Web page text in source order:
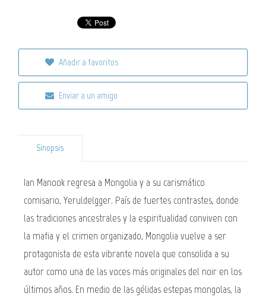
Añadir a favoritos
Enviar a un amigo
Sinopsis
Ian Manook regresa a Mongolia y a su carismático
comisario, Yeruldelgger. País de fuertes contrastes, donde
las tradiciones ancestrales y la espiritualidad conviven con
la mafia y el crimen organizado, Mongolia vuelve a ser
protagonista de esta vibrante novela que consolida a su
autor como una de las voces más originales del noir en los
últimos años. En medio de las gélidas estepas mongolas, la